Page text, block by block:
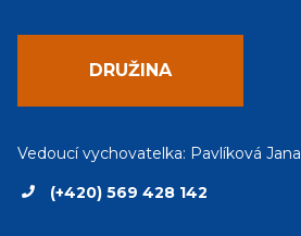
DRUŽINA
Vedoucí vychovatelka: Pavlíková Jana
(+420) 569 428 142